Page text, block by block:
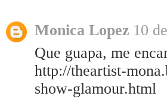
Monica Lopez 10
Que guapa, me
http://theartist-
show-glamour.html